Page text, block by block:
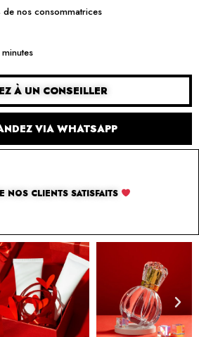
nos consommatrices
À UN CONSEILLER
VIA WHATSAPP
NOS CLIENTS SATISFAITS